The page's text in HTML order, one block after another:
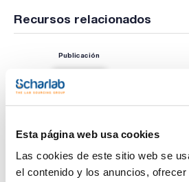
Esta página web usa cookies
Las cookies de este sitio web se
el contenido y los anuncios,
Recursos relacionados
Publicación